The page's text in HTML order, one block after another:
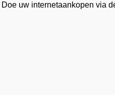
Doe uw internetaankopen via